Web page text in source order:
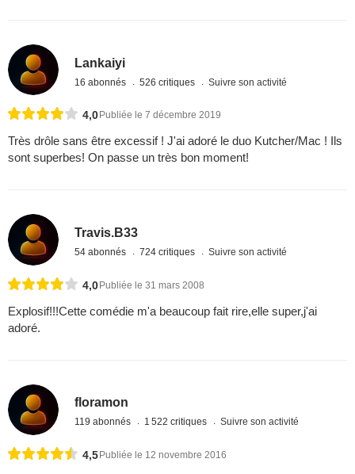
Lankaiyi
16 abonnés 526 critiques Suivre son activité
4,0 Publiée le 7 décembre 2019
Très drôle sans être excessif ! J'ai adoré le duo Kutcher/Mac ! Ils
sont superbes! On passe un très bon moment!
Travis.B33
54 abonnés 724 critiques Suivre son activité
4,0Publiée le 31 mars 2008
Explosif!!!Cette comédie m'a beaucoup fait rire,elle super,j'ai
adoré.
floramon
119 abonnés 1 522 critiques Suivre son activité
4,5Publiée le 12 novembre 2016